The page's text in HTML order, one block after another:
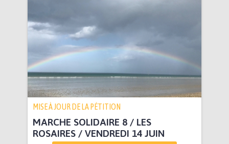
MISE À JOUR DE LA PÉTITION
MARCHE SOLIDAIRE 8 / LES
ROSAIRES / VENDREDI 14 JUIN